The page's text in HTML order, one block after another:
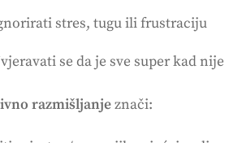
stres, tugu ili frustraciju
se da je sve super kad nije
razmišljanjeznači: